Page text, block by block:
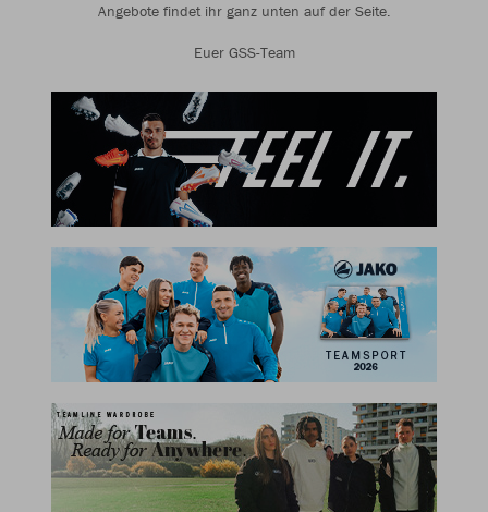
Angebote findet ihr ganz unten auf der Seite.
Euer GSS-Team